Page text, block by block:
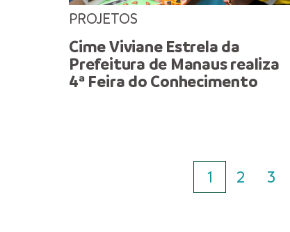
PROJETOS
Cime Viviane Estrela da
Prefeitura de Manaus realiza
4ª Feira do Conhecimento
1 2 3